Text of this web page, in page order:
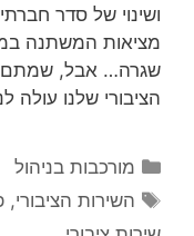
ושינוי של סדר
מציאות המשתנה
שגרה… אבל, שמתם
הציבורי שלנו עולה
קטגוריות
מורכבות בניהול
תגיות
השירות הציבורי,